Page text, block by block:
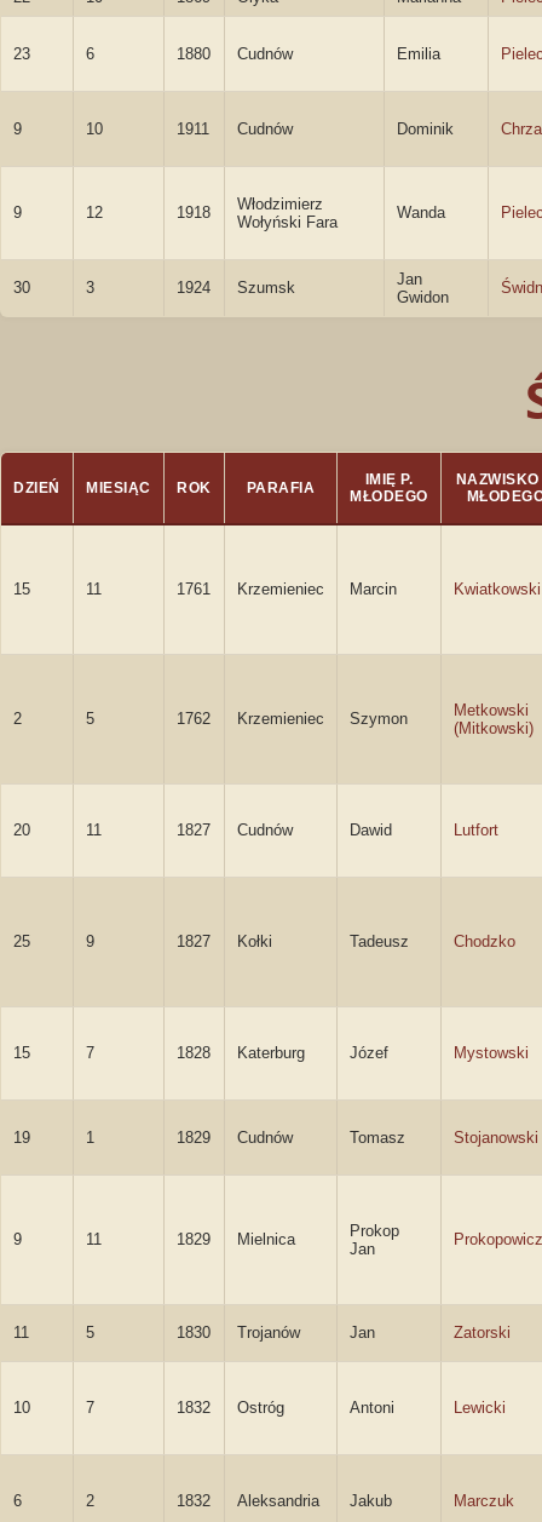
23 6 1880 Cudnów Emilia
9 10 1911 Cudnów Dominik
9 12 1918
Włodzimierz
Wołyński Fara
Wanda
30 3 1924 Szumsk
Jan
Gwidon
DZIEŃ MIESIĄC ROK PARAFIA
IMIĘ P.
MŁODEGO
NAZWISKO
15 11 1761 Krzemieniec Marcin Kwiatkowski
2 5 1762 Krzemieniec Szymon
Metkowski
(Mitkowski)
20 11 1827 Cudnów Dawid Lutfort
25 9 1827 Kołki Tadeusz Chodzko
15 7 1828 Katerburg Józef Mystowski
19 1 1829 Cudnów Tomasz Stojanowski
9 11 1829 Mielnica
Prokop
Jan
Prokopowicz
11 5 1830 Trojanów Jan Zatorski
10 7 1832 Ostróg Antoni Lewicki
6 2 1832 Aleksandria Jakub Marczuk